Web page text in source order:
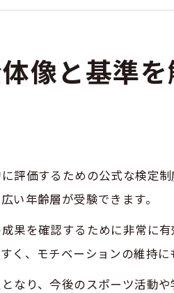
いバッジテスト難易度
合格点に近づく秘訣
がる理由と対策法
の履歴書記載のポイント
プアップ戦略
めの基礎練習法
テップアップ術
像と基準
評価するための公式な検定
い年齢層が受験できます。
果を確認するために非常に
く、モチベーションの維持に
なり、今後のスポーツ活動